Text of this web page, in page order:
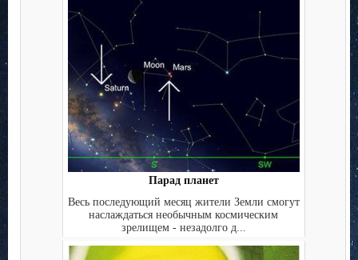
Парад планет
Весь последующий месяц жители Земли смогут
наслаждаться необычным космическим
зрелищем - незадолго д...